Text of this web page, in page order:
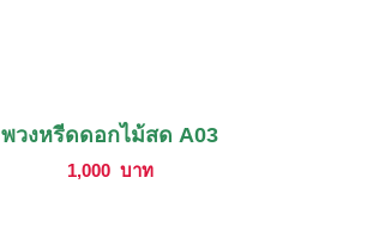
พวงหรีดดอกไม้สด A03
1,000 บาท